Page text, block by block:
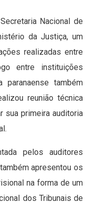
Nacional de
da Justiça, um
realizadas entre
entre instituições
também
reunião técnica
sua primeira auditoria
pelos auditores
apresentou os
na forma de um
dos Tribunais de